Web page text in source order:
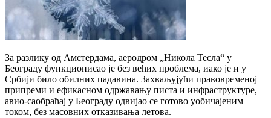
За разлику од Амстердама, аеродром „Никола Тесла“ у
Београду функционисао је без већих проблема, иако је и у
Србији било обилних падавина. Захваљујући правовременој
припреми и ефикасном одржавању писта и инфраструктуре,
авио-саобраћај у Београду одвијао се готово уобичајеним
током, без масовних отказивања летова.